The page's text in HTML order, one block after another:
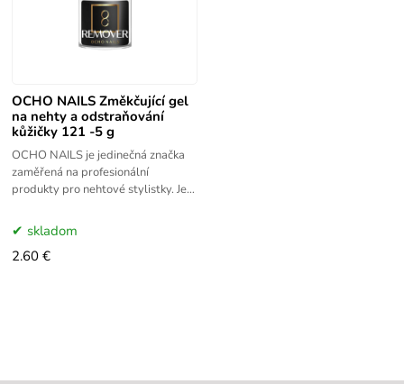
OCHO NAILS Změkčující gel
na nehty a odstraňování
kůžičky 121 -5 g
OCHO NAILS je jedinečná značka
zaměřená na profesionální
produkty pro nehtové stylistky. Její
gely, specializované lampy a
skladom
2.60 €